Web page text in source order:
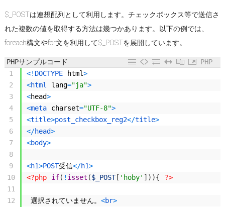
$_POSTは連想配列として利用します。チェックボックス等で送信さ
れた複数の値を取得する方法は幾つかあります。以下の例では、
foreach構文やfor文を利用して$_POSTを展開しています。
PHPサンプルコード
PHP
1
2
3
4
5
6
7
8
9
10
11
12
<! DOCTYPE html>
<html lang="ja">
<head>
<meta charset="UTF-8">
<title>post_checkbox_reg2</title>
</head>
<body>
<h1>POST受信</h1>
<?php
if( ! isset ($_POST[ 'hoby' ] ) ){ ?>
選択されていません。 <br>